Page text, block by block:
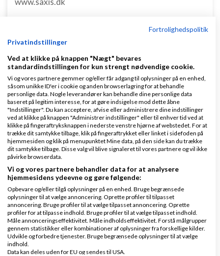
Opret nemt og hurtigt fakturaer
Lav gratis bruger på Dinero i dag
www.dinero.dk
Nye ekspertblog-indlæg om Start af virksomhed
Hvordan holder man gejsten oppe som ny iværksætter?
afMikkel Birlø
At være ny iværksætter kan være en både
spændende og udfordrende rejse. Den frihed og
kreativitet, som følger med at starte egen
virksomhed, er det som mange jagter, men samtidig
er der også mange bar...
Fortrolighedspolitik
Privatindstillinger
Ved at klikke på knappen "Nægt" bevares
standardindstillingen for kun strengt nødvendige cookie.
Vi og vores partnere gemmer og/eller får adgang til oplysninger på en enhed,
såsom unikke ID'er i cookie og anden browserlagring for at behandle
personlige data. Nogle leverandører kan behandle dine personlige data
baseret på legitim interesse, for at gøre indsigelse mod dette åbne
"Indstillinger". Du kan acceptere, afvise eller administrere dine indstillinger
ved at klikke på knappen "Administrer indstillinger" eller til enhver tid ved at
klikke på fingeraftryksknappen i nederste venstre hjørne af webstedet. For at
trække dit samtykke tilbage, klik på fingeraftrykket eller linket i sidefoden på
hjemmesiden og klik på menupunktet Mine data, på den side kan du trække
dit samtykke tilbage. Disse valg vil blive signaleret til vores partnere og vil ikke
påvirke browserdata.
Vi og vores partnere behandler data for at analysere
hjemmesidens ydeevne og gøre følgende:
Opbevare og/eller tilgå oplysninger på en enhed. Bruge begrænsede
oplysninger til at vælge annoncering. Oprette profiler til tilpasset
annoncering. Bruge profiler til at vælge tilpasset annoncering. Oprette
profiler for at tilpasse indhold. Bruge profiler til at vælge tilpasset indhold.
Måle annonceringseffektivitet. Måle indholdseffektivitet. Forstå målgrupper
gennem statistikker eller kombinationer af oplysninger fra forskellige kilder.
Udvikle og forbedre tjenester. Bruge begrænsede oplysninger til at vælge
indhold.
Data kan deles uden for EU og sendes til USA.